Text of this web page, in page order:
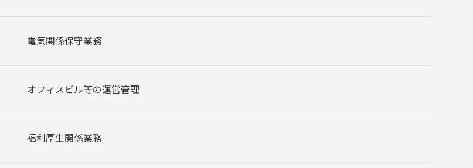
電気関係保守業務
オフィスビル等の運営管理
福利厚生関係業務